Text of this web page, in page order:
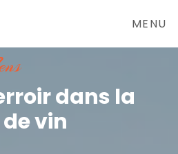
MENU
dans la
vin